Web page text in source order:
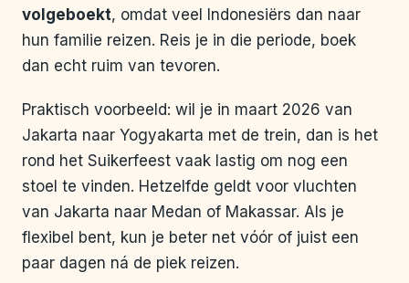
volgeboekt, omdat veel Indonesiërs dan naar
hun familie reizen. Reis je in die periode, boek
dan echt ruim van tevoren.
Praktisch voorbeeld: wil je in maart 2026 van
Jakarta naar Yogyakarta met de trein, dan is het
rond het Suikerfeest vaak lastig om nog een
stoel te vinden. Hetzelfde geldt voor vluchten
van Jakarta naar Medan of Makassar. Als je
flexibel bent, kun je beter net vóór of juist een
paar dagen ná de piek reizen.